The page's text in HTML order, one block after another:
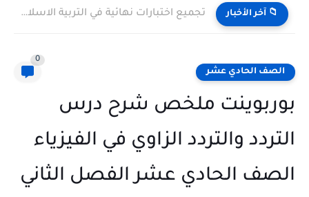
📁 آخر الأخبار تجميع اختبارات نهائية في التربية الاسلامية للصف الخامس الفصل الثاني...
الصف الحادي عشر
0
بوربوينت ملخص شرح درس
التردد والتردد الزاوي في الفيزياء
الصف الحادي عشر الفصل الثاني